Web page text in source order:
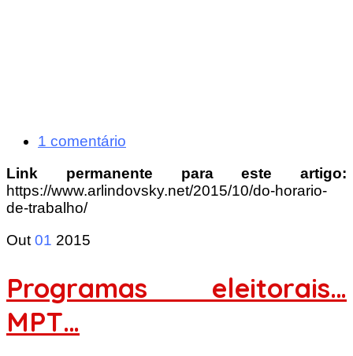
1 comentário
Link permanente para este artigo:
https://www.arlindovsky.net/2015/10/do-horario-
de-trabalho/
Out 01 2015
Programas eleitorais…
MPT…